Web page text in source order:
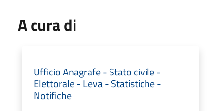
A cura di
Ufficio Anagrafe - Stato civile -
Elettorale - Leva - Statistiche -
Notifiche